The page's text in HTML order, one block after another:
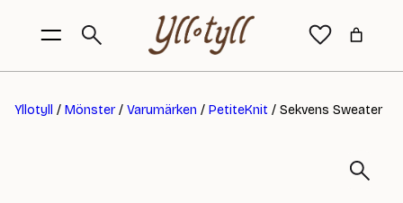
Yllotyll / Mönster/ Varumärken / PetiteKnit / Sekvens Sweater